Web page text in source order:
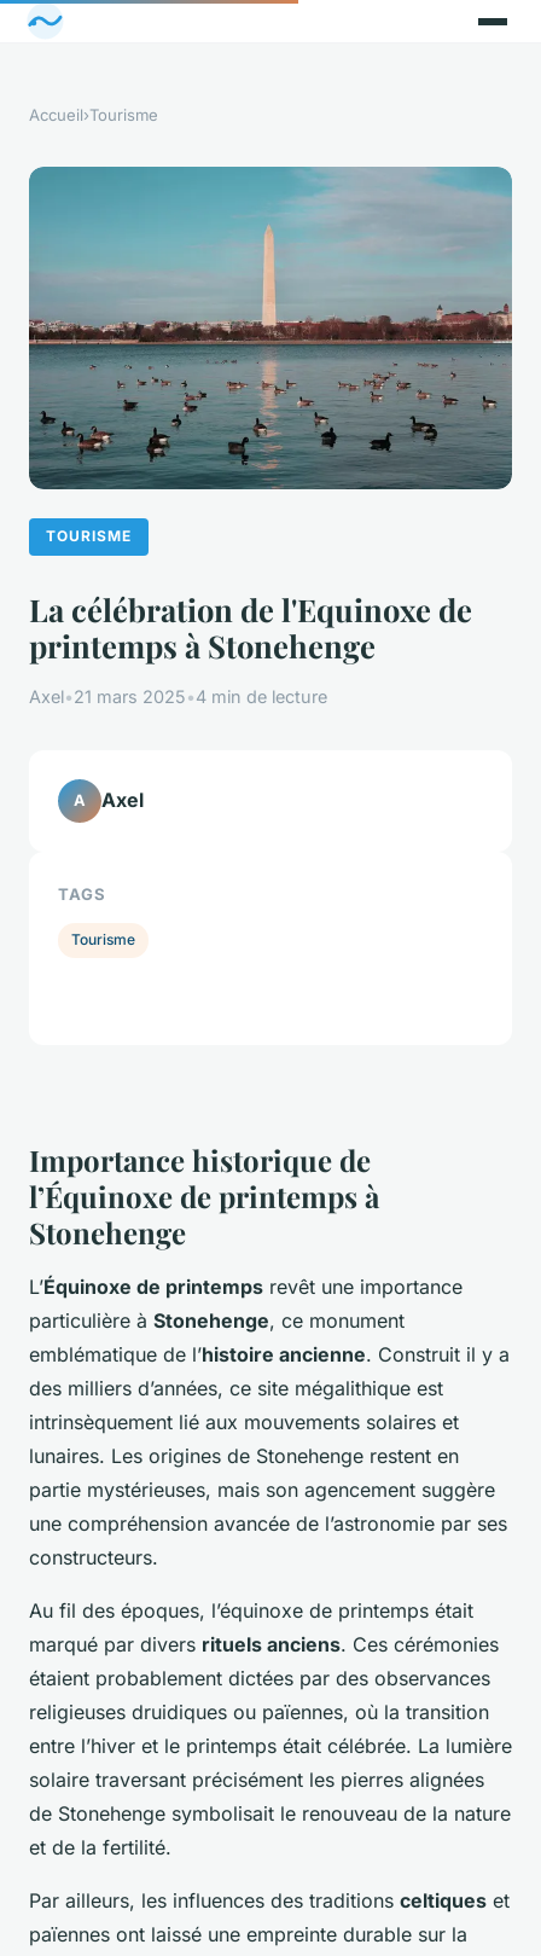
Accueil›Tourisme
TOURISME
La célébration de l'Equinoxe de
printemps à Stonehenge
Axel•21 mars 2025•4 min de lecture
Importance historique de
l’Équinoxe de printemps à
Stonehenge
L’Équinoxe de printemps revêt une importance
particulière à Stonehenge, ce monument
emblématique de l’histoire ancienne. Construit il y a
des milliers d’années, ce site mégalithique est
intrinsèquement lié aux mouvements solaires et
lunaires. Les origines de Stonehenge restent en
partie mystérieuses, mais son agencement suggère
une compréhension avancée de l’astronomie par ses
constructeurs.
Au fil des époques, l’équinoxe de printemps était
marqué par divers rituels anciens. Ces cérémonies
étaient probablement dictées par des observances
religieuses druidiques ou païennes, où la transition
entre l’hiver et le printemps était célébrée. La lumière
solaire traversant précisément les pierres alignées
de Stonehenge symbolisait le renouveau de la nature
et de la fertilité.
Par ailleurs, les influences des traditions celtiques et
païennes ont laissé une empreinte durable sur la
A Axel
TAGS
Tourisme